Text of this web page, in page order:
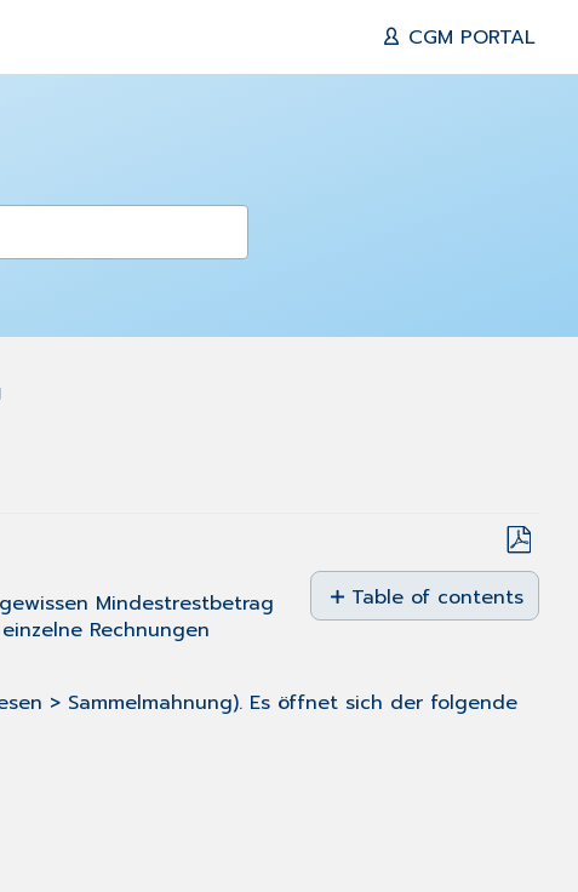
CGM PORTAL
Save
as
PDF
Table of contents
No
Mindestrestbetrag
Rechnungen
> Sammelmahnung). Es öffnet sich der folgende